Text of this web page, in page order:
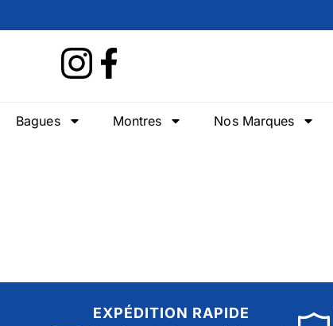
Bagues Montres Nos Marques
EXPÉDITION RAPIDE